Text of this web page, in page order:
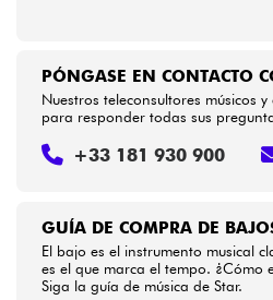
GUÍA DE COMPRA DE
El bajo es el instrumento musical
es el que marca el tempo. ¿Cómo
Siga la guía de música de Star.
PÓNGASE EN CONTACTO
Nuestros teleconsultores músicos
para responder todas sus
+33 181 930 900